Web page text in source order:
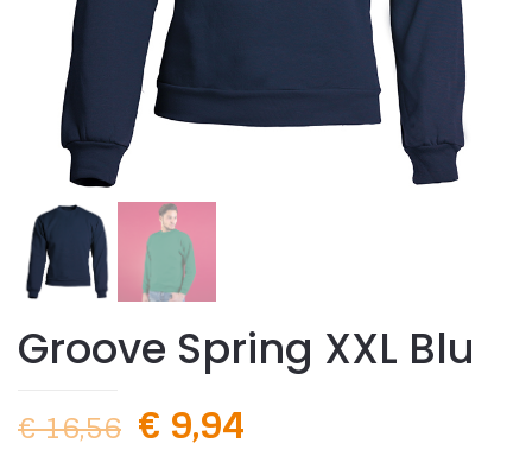
Groove Spring XXL Blu
€16,56 € 9,94